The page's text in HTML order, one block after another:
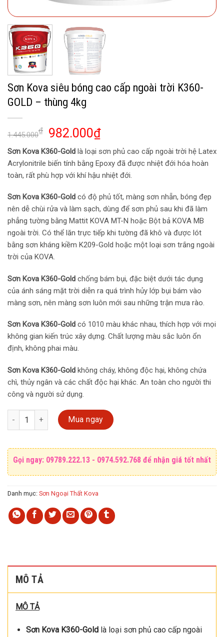
Sơn Kova siêu bóng cao cấp ngoài trời K360-
GOLD – thùng 4kg
1.445.000₫ 982.000₫
Sơn Kova K360-Gold là loại sơn phủ cao cấp ngoài trời hệ Latex
Acrylonitrile biến tính bằng Epoxy đã được nhiệt đới hóa hoàn
toàn, rất phù hợp với khí hậu nhiệt đới.
Sơn Kova K360-Gold có độ phủ tốt, màng sơn nhẵn, bóng đẹp
nên dễ chùi rửa và làm sạch, dùng để sơn phủ sau khi đã làm
phẳng tường bằng Mattit KOVA MT-N hoặc Bột bả KOVA MB
ngoài trời. Có thể lăn trực tiếp khi tường đã khô và được lót
bằng sơn kháng kiềm K209-Gold hoặc một loại sơn trắng ngoài
trời của KOVA.
Sơn Kova K360-Gold chống bám bụi, đặc biệt dưới tác dụng
của ánh sáng mặt trời diễn ra quá trình hủy lớp bụi bám vào
màng sơn, nên màng sơn luôn mới sau những trận mưa rào.
Sơn Kova K360-Gold có 1010 màu khác nhau, thích hợp với mọi
không gian kiến trúc xây dựng. Chất lượng màu sắc luôn ổn
định, không phai màu.
Sơn Kova K360-Gold không cháy, không độc hại, không chứa
chì, thủy ngân và các chất độc hại khác. An toàn cho người thi
công và người sử dụng.
Sơn Kova siêu bóng cao cấp ngoài trời K360-GOLD - thùng 4kg số
Mua ngay
Gọi ngay: 09789.222.13 - 0974.592.768 để nhận giá tốt nhất
Danh mục: Sơn Ngoại Thất Kova
MÔ TẢ
MÔ TẢ
Sơn Kova K360-Goldlà loại sơn phủ cao cấp ngoài